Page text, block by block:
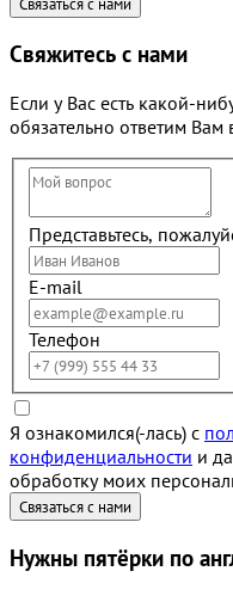
Свяжитесь с нами
Если у Вас есть какой-
обязательно ответим
Представьтесь,
E-mail
Телефон
Я ознакомился(-лась) с
конфиденциальности и
обработку моих
Нужны пятёрки по